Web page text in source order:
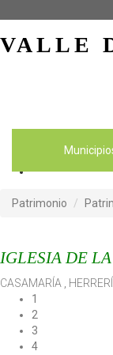
VALLE
Patrimonio
IGLESIA DE
CASAMARÍA ,
1
2
3
4